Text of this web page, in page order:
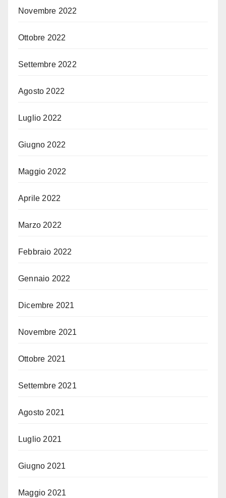
Novembre 2022
Ottobre 2022
Settembre 2022
Agosto 2022
Luglio 2022
Giugno 2022
Maggio 2022
Aprile 2022
Marzo 2022
Febbraio 2022
Gennaio 2022
Dicembre 2021
Novembre 2021
Ottobre 2021
Settembre 2021
Agosto 2021
Luglio 2021
Giugno 2021
Maggio 2021